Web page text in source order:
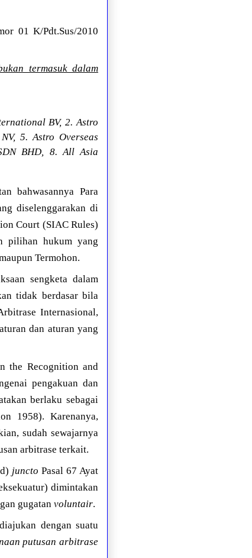
01 K/Pdt.Sus/2010
termasuk dalam
BV, 2. Astro
5. Astro Overseas
BHD, 8. All Asia
bahwasannya Para
diselenggarakan di
Court (SIAC Rules)
pilihan hukum yang
Termohon.
sengketa dalam
tidak berdasar bila
Internasional,
dan aturan yang
the Recognition and
pengakuan dan
berlaku sebagai
1958). Karenanya,
sudah sewajarnya
arbitrase terkait.
juncto Pasal 67 Ayat
dimintakan
gugatan voluntair.
dengan suatu
putusan arbitrase